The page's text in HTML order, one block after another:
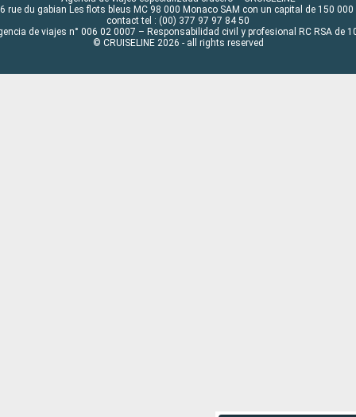
rue du gabian Les flots bleus MC 98 000 Monaco SAM con un capital de 150 000
contact tel : (00) 377 97 97 84 50
de viajes n° 006 02 0007 – Responsabilidad civil y profesional RC RSA de
© CRUISELINE 2026 - all rights reserved